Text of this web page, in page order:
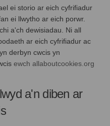
ei storio ar eich cyfrifiadur
ei llwytho ar eich porwr.
a'ch dewisiadau. Ni all
ar eich cyfrifiadur ac
derbyn cwcis yn
ewch allaboutcookies.org
a'n diben ar